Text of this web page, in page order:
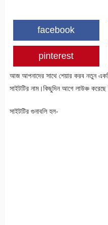
facebook
pinterest
আজ আপনাদের সাথে শেয়ার করব নতুন
সাইটটির নাম।কিছুদিন আগে লাউঞ্চ করেছে
সাইটটির গুনাবলি হল-